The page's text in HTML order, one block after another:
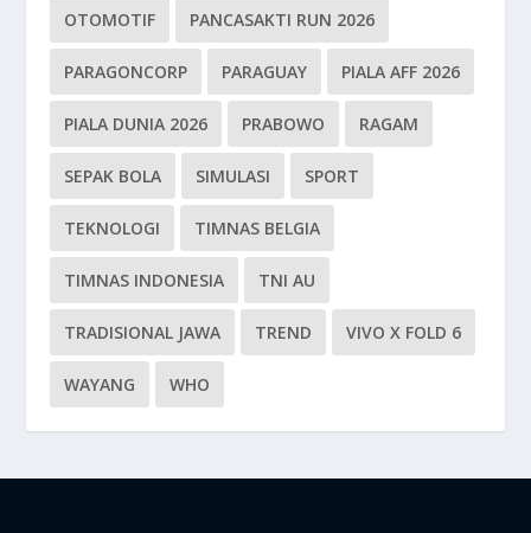
OTOMOTIF PANCASAKTI RUN 2026
PARAGONCORP PARAGUAY PIALA AFF 2026
PIALA DUNIA 2026 PRABOWO RAGAM
SEPAK BOLA SIMULASI SPORT
TEKNOLOGI TIMNAS BELGIA
TIMNAS INDONESIA TNI AU
TRADISIONAL JAWA TREND VIVO X FOLD 6
WAYANG WHO